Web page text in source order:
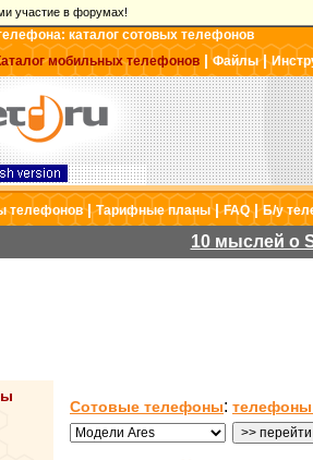
участие в форумах!
каталог сотовых телефонов
мобильных телефонов |Файлы|
телефонов|Тарифные планы|FAQ|Б/у
10 мыслей о
Сотовые телефоны: телефоны